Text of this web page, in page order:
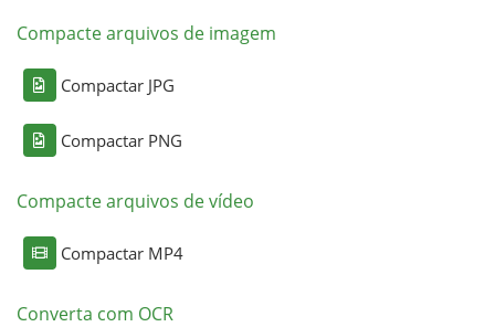
Compacte arquivos de imagem
Compactar JPG
Compactar PNG
Compacte arquivos de vídeo
Compactar MP4
Converta com OCR